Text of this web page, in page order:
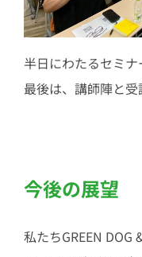
半日にわたるセミナ
最後は、講師陣と受
今後の展望
私たちGREEN DOG